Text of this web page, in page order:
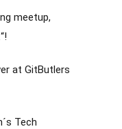
meetup,
at GitButlers
Tech